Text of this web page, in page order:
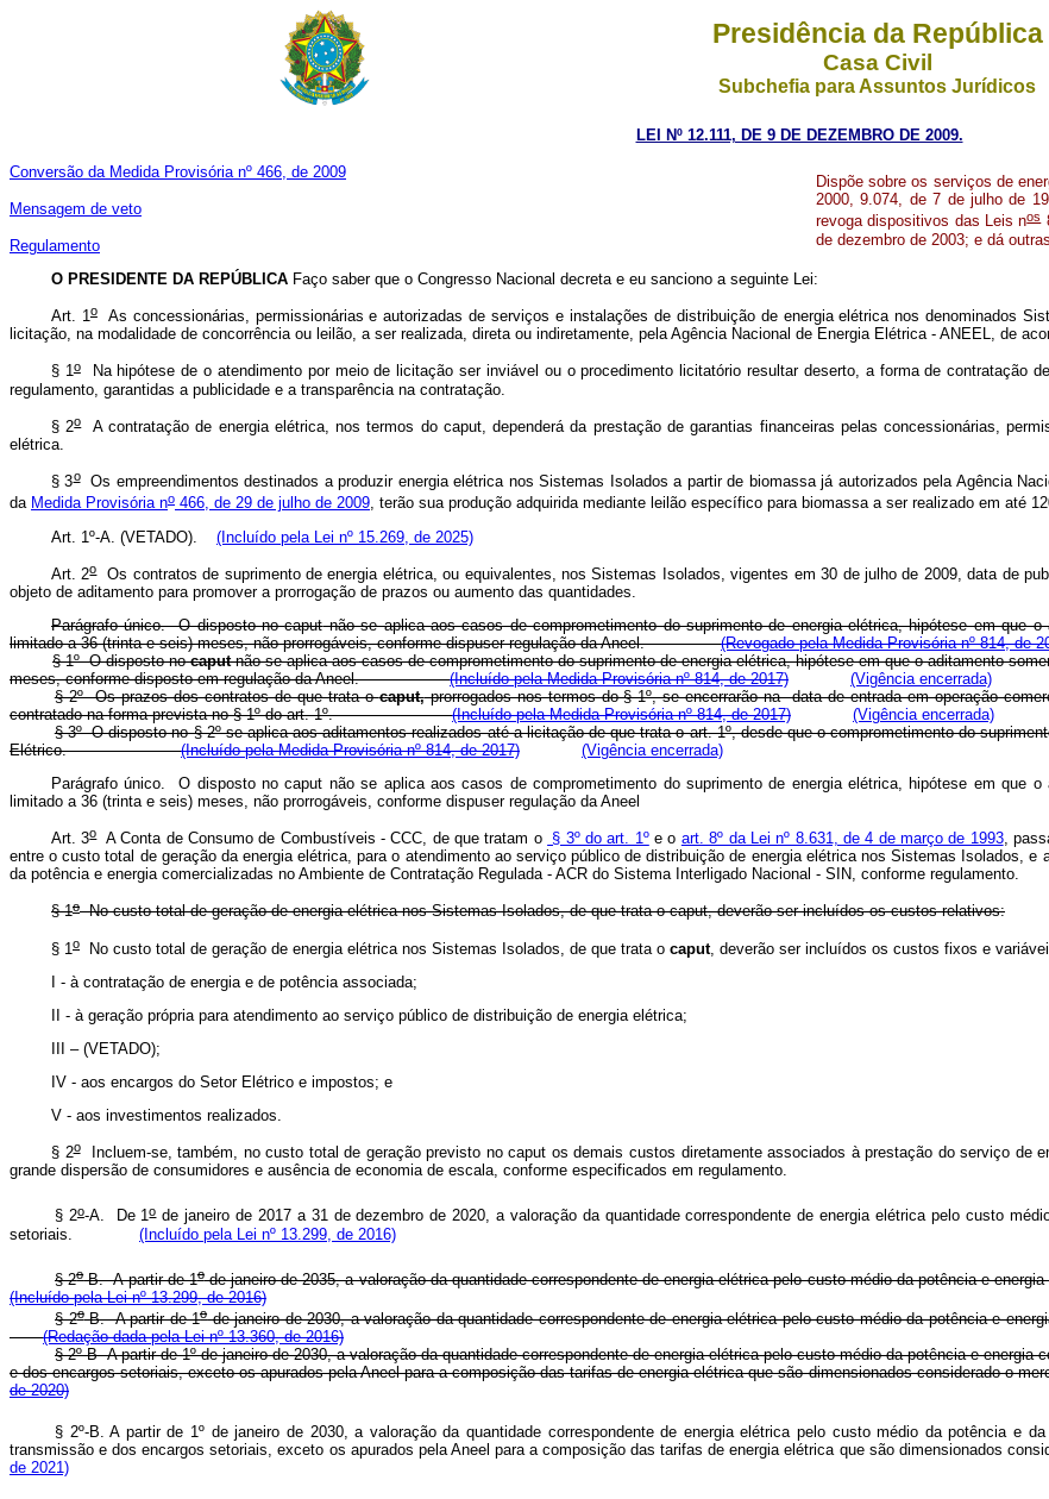
Presidência da República
Casa Civil
Subchefia para Assuntos Jurídicos
LEI Nº 12.111, DE 9 DE DEZEMBRO DE 2009.
Conversão da Medida Provisória nº 466, de 2009
Mensagem de veto
Regulamento
Dispõe sobre os serviços de
2000, 9.074, de 7 de julho de
revoga dispositivos das Leis nos
de dezembro de 2003; e dá
O PRESIDENTE DA REPÚBLICA Faço saber que o Congresso Nacional decreta e eu sanciono a seguinte Lei:
Art. 1oAs concessionárias, permissionárias e autorizadas de serviços e instalações de distribuição de energia elétrica nos denominados
licitação, na modalidade de concorrência ou leilão, a ser realizada, direta ou indiretamente, pela Agência Nacional de Energia Elétrica - ANEEL, de
§ 1oNa hipótese de o atendimento por meio de licitação ser inviável ou o procedimento licitatório resultar deserto, a forma de contratação
regulamento, garantidas a publicidade e a transparência na contratação.
§ 2oA contratação de energia elétrica, nos termos do caput, dependerá da prestação de garantias financeiras pelas concessionárias,
elétrica.
§ 3oOs empreendimentos destinados a produzir energia elétrica nos Sistemas Isolados a partir de biomassa já autorizados pela Agência
da Medida Provisória no 466, de 29 de julho de 2009, terão sua produção adquirida mediante leilão específico para biomassa a ser realizado em até
Art. 1º-A. (VETADO). (Incluído pela Lei nº 15.269, de 2025)
Art. 2oOs contratos de suprimento de energia elétrica, ou equivalentes, nos Sistemas Isolados, vigentes em 30 de julho de 2009, data de
objeto de aditamento para promover a prorrogação de prazos ou aumento das quantidades.
Parágrafo único. O disposto nocaputnão se aplica aos casos de comprometimento do suprimento de energia elétrica, hipótese em que
limitado a 36 (trinta e seis) meses, não prorrogáveis, conforme dispuser regulação da Aneel.
(Revogado pela Medida Provisória nº 814, de
§ 1º O disposto nocaputnão se aplica aos casos de comprometimento do suprimento de energia elétrica, hipótese em que o aditamento
meses, conforme disposto em regulação da Aneel.
(Incluído pela Medida Provisória nº 814, de 2017)
(Vigência encerrada)
§ 2º Os prazos dos contratos de que trata ocaput,prorrogados nos termos do § 1º, se encerrarão na data de entrada em operação
contratado na forma prevista no § 1º do art. 1º.
(Incluído pela Medida Provisória nº 814, de 2017)
(Vigência encerrada)
§ 3º O disposto no § 2º se aplica aos aditamentos realizados até a licitação de que trata o art. 1º, desde que o comprometimento do
Elétrico.
(Incluído pela Medida Provisória nº 814, de 2017)
(Vigência encerrada)
Parágrafo único. O disposto nocaput não se aplica aos casos de comprometimento do suprimento de energia elétrica, hipótese em que
limitado a 36 (trinta e seis) meses, não prorrogáveis, conforme dispuser regulação da Aneel
Art. 3oA Conta de Consumo de Combustíveis - CCC, de que tratam o § 3º do art. 1ºe o art. 8º da Lei nº 8.631, de 4 de março de 1993,
entre o custo total de geração da energia elétrica, para o atendimento ao serviço público de distribuição de energia elétrica nos Sistemas Isolados,
da potência e energia comercializadas no Ambiente de Contratação Regulada - ACR do Sistema Interligado Nacional - SIN, conforme regulamento.
§ 1oNo custo total de geração de energia elétrica nos Sistemas Isolados, de que trata ocaput, deverão ser incluídos os custos relativos:
§ 1 o No custo total de geração de energia elétrica nos Sistemas Isolados, de que trata o caput, deverão ser incluídos os custos fixos e
I - à contratação de energia e de potência associada;
II - à geração própria para atendimento ao serviço público de distribuição de energia elétrica;
III – (VETADO);
IV - aos encargos do Setor Elétrico e impostos; e
V - aos investimentos realizados.
§ 2oIncluem-se, também, no custo total de geração previsto nocaput os demais custos diretamente associados à prestação do serviço de
grande dispersão de consumidores e ausência de economia de escala, conforme especificados em regulamento.
§ 2o-A. De 1ode janeiro de 2017 a 31 de dezembro de 2020, a valoração da quantidade correspondente de energia elétrica pelo custo
setoriais. (Incluído pela Lei nº 13.299, de 2016)
§ 2o-B. A partir de 1ode janeiro de 2035, a valoração da quantidade correspondente de energia elétrica pelo custo médio da potência e
(Incluído pela Lei nº 13.299, de 2016)
§ 2o-B. A partir de 1ode janeiro de 2030, a valoração da quantidade correspondente de energia elétrica pelo custo médio da potência e
(Redação dada pela Lei nº 13.360, de 2016)
§ 2º-B A partir de 1º de janeiro de 2030, a valoração da quantidade correspondente de energia elétrica pelo custo médio da potência e
e dos encargos setoriais, exceto os apurados pela Aneel para a composição das tarifas de energia elétrica que são dimensionados considerado o
de 2020)
§ 2º-B. A partir de 1º de janeiro de 2030, a valoração da quantidade correspondente de energia elétrica pelo custo médio da potência e
transmissão e dos encargos setoriais, exceto os apurados pela Aneel para a composição das tarifas de energia elétrica que são dimensionados
de 2021)